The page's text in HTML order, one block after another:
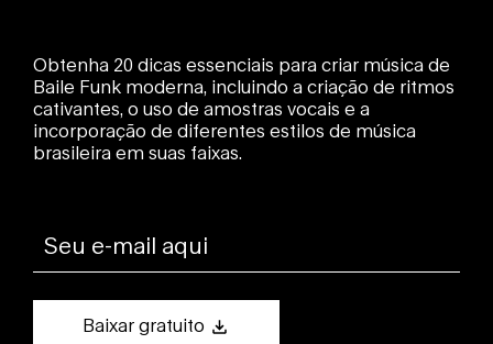
Obtenha 20 dicas essenciais para criar música de
Baile Funk moderna, incluindo a criação de ritmos
cativantes, o uso de amostras vocais e a
incorporação de diferentes estilos de música
brasileira em suas faixas.
Baixar gratuito